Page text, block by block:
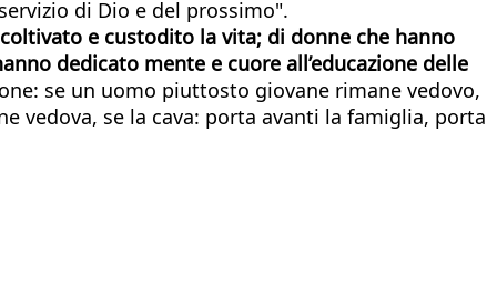
di Dio e del prossimo".
e custodito la vita; di donne che hanno
dedicato mente e cuore all’educazione delle
se un uomo piuttosto giovane rimane vedovo,
vedova, se la cava: porta avanti la famiglia, porta